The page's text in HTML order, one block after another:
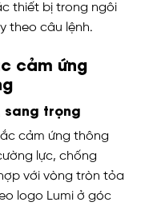
thiết bị trong ngôi
theo câu lệnh.
cảm ứng
sang trọng
cảm ứng thông
lực, chống
với vòng tròn tỏa
logo Lumi ở góc